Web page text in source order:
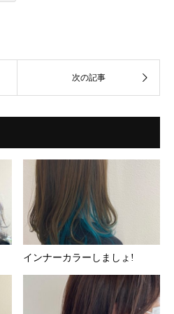
インナーカラーしましょ!